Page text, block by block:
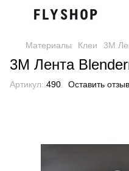
Материалы Клеи 3M
3M Лента
Артикул: 490 Оставить отзыв